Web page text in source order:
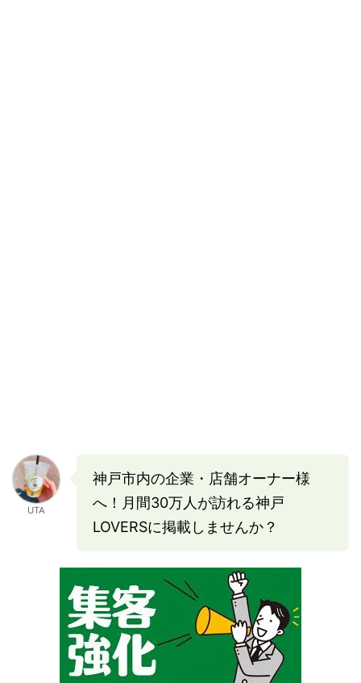
UTA
神戸市内の企業・店舗オーナー様
へ！月間30万人が訪れる神戸
LOVERSに掲載しませんか？